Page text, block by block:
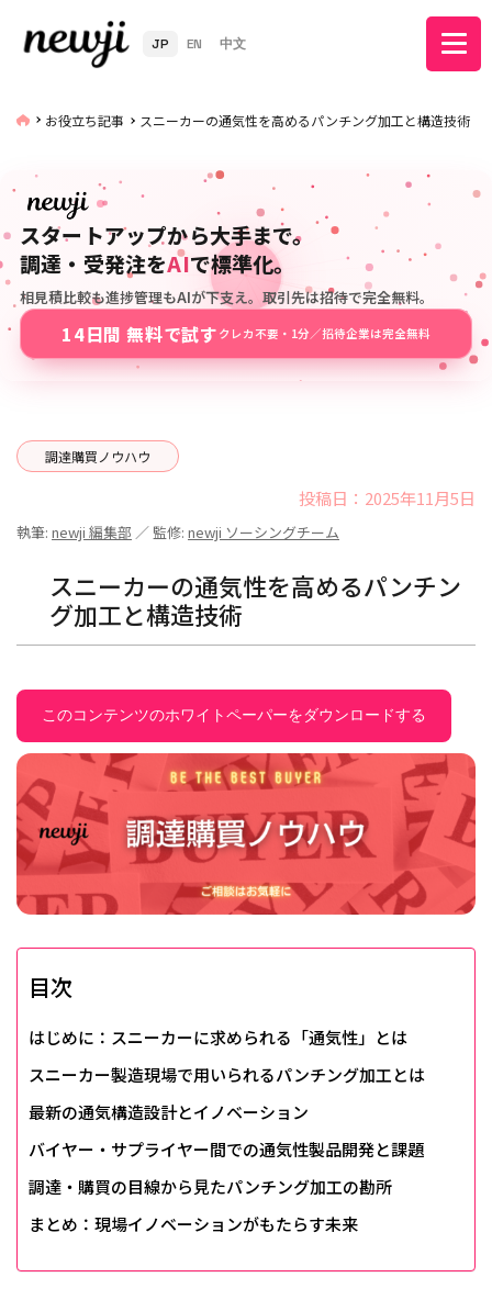
JP EN 中文
お役立ち記事 スニーカーの通気性を高めるパンチング加工と構造技術
スタートアップから大手まで。
調達・受発注をAIで標準化。
相見積比較も進捗管理もAIが下支え。取引先は招待で完全無料。
14日間 無料で試す クレカ不要・1分／招待企業は完全無料
調達購買ノウハウ
投稿日：2025年11月5日
執筆: newji 編集部 ／ 監修: newji ソーシングチーム
スニーカーの通気性を高めるパンチン
グ加工と構造技術
このコンテンツのホワイトペーパーをダウンロードする
目次
はじめに：スニーカーに求められる「通気性」とは
スニーカー製造現場で用いられるパンチング加工とは
最新の通気構造設計とイノベーション
バイヤー・サプライヤー間での通気性製品開発と課題
調達・購買の目線から見たパンチング加工の勘所
まとめ：現場イノベーションがもたらす未来